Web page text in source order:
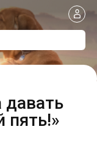
давать
пять!»